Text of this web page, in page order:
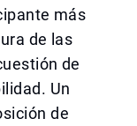
más
de las
de
Un
de